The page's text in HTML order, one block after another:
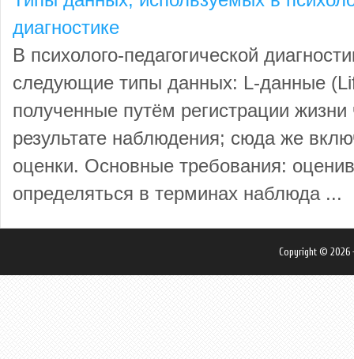
диагностике
В психолого-педагогической
следующие типы данных: L-данные
полученные путём регистрации
результате наблюдения; сюда же
оценки. Основные требования:
определяться в терминах наблюда ...
Copyright © 2026